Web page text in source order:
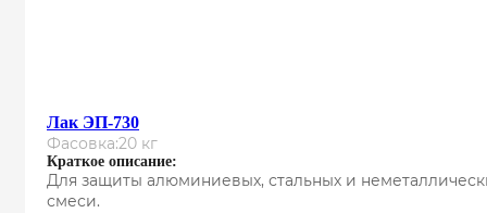
Лак ЭП-730
Фасовка:20 кг
Краткое описание:
Для защиты алюминиевых, стальных и
смеси.